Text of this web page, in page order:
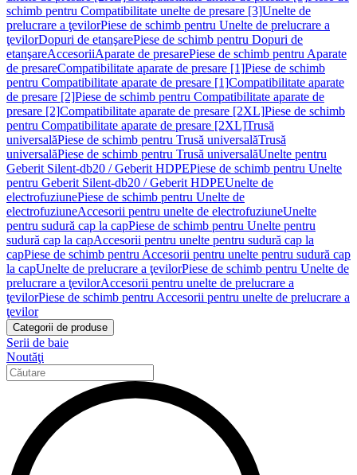
schimb pentru Compatibilitate unelte de presare [3]Unelte de
prelucrare a ţevilorPiese de schimb pentru Unelte de prelucrare a
ţevilorDopuri de etanşarePiese de schimb pentru Dopuri de
etanşareAccesoriiAparate de presarePiese de schimb pentru Aparate
de presareCompatibilitate aparate de presare [1]Piese de schimb
pentru Compatibilitate aparate de presare [1]Compatibilitate aparate
de presare [2]Piese de schimb pentru Compatibilitate aparate de
presare [2]Compatibilitate aparate de presare [2XL]Piese de schimb
pentru Compatibilitate aparate de presare [2XL]Trusă
universalăPiese de schimb pentru Trusă universalăTrusă
universalăPiese de schimb pentru Trusă universalăUnelte pentru
Geberit Silent-db20 / Geberit HDPEPiese de schimb pentru Unelte
pentru Geberit Silent-db20 / Geberit HDPEUnelte de
electrofuziunePiese de schimb pentru Unelte de
electrofuziuneAccesorii pentru unelte de electrofuziuneUnelte
pentru sudură cap la capPiese de schimb pentru Unelte pentru
sudură cap la capAccesorii pentru unelte pentru sudură cap la
capPiese de schimb pentru Accesorii pentru unelte pentru sudură cap
la capUnelte de prelucrare a ţevilorPiese de schimb pentru Unelte de
prelucrare a ţevilorAccesorii pentru unelte de prelucrare a
ţevilorPiese de schimb pentru Accesorii pentru unelte de prelucrare a
ţevilor
Categorii de produse
Serii de baie
Noutăţi